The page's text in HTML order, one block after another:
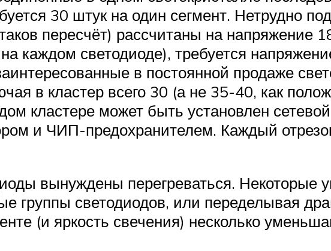
30 штук на один сегмент. Нетрудно
пересчёт) рассчитаны на напряжение
каждом светодиоде), требуется
в постоянной продаже
в кластер всего 30 (а не 35-40, как
кластере может быть установлен
и ЧИП-предохранителем. Каждый
вынуждены перегреваться.
группы светодиодов, или переделывая
(и яркость свечения) несколько